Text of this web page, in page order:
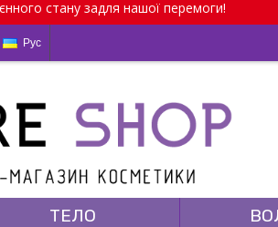
стану задля нашої перемоги!
Рус
ТЕЛО